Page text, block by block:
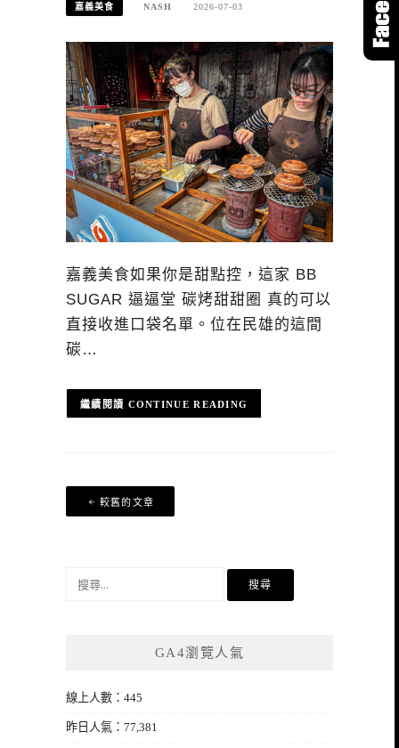
嘉義美食 NASH 2026-07-03
嘉義美食如果你是甜點控，這家 BB
SUGAR 逼逼堂 碳烤甜甜圈 真的可以
直接收進口袋名單。位在民雄的這間
碳…
CONTINUE READING
文
章
覽
較舊的文章
GA4瀏覽人氣
線上人數：445
昨日人氣：77,381